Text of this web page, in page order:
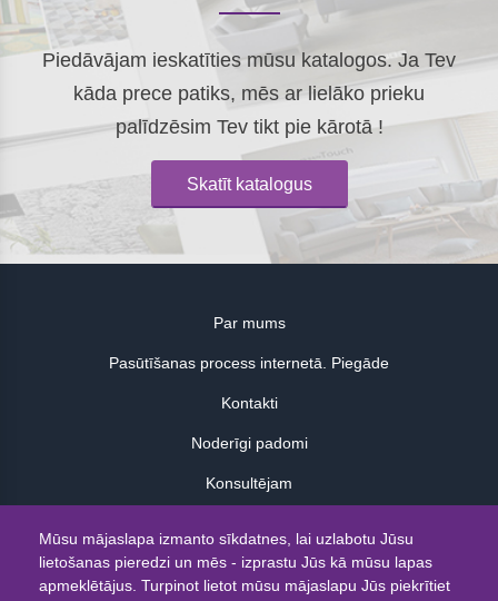
Piedāvājam ieskatīties mūsu katalogos. Ja Tev
kāda prece patiks, mēs ar lielāko prieku
palīdzēsim Tev tikt pie kārotā !
Skatīt katalogus
Par mums
Pasūtīšanas process internetā. Piegāde
Kontakti
Noderīgi padomi
Konsultējam
© 2026
Mūsu mājaslapa izmanto sīkdatnes, lai uzlabotu Jūsu
lietošanas pieredzi un mēs - izprastu Jūs kā mūsu lapas
apmeklētājus. Turpinot lietot mūsu mājaslapu Jūs piekrītiet